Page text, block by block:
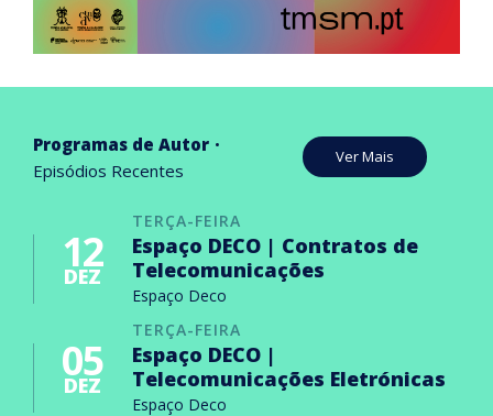
Programas de Autor
Episódios Recentes
Ver Mais
TERÇA-FEIRA
12
DEZ
Espaço DECO | Contratos de
Telecomunicações
Espaço Deco
TERÇA-FEIRA
05
DEZ
Espaço DECO |
Telecomunicações Eletrónicas
Espaço Deco